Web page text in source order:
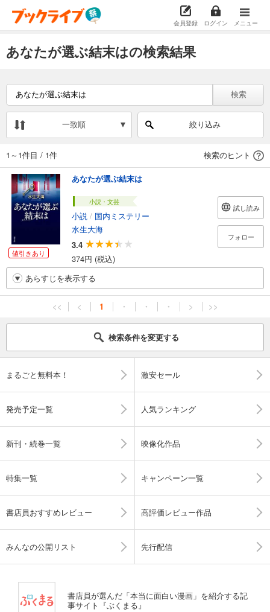
会員登録 ログイン メニュー
あなたが選ぶ結末はの検索結果
検索
一致順 絞り込み
1～1件目 / 1件 検索のヒント
値引きあり
あなたが選ぶ結末は
小説・文芸
小説 / 国内ミステリー
水生大海
3.4
374円 (税込)
試し読み
フォロー
あらすじを表示する
<< < 1 ・ ・ ・ > >>
検索条件を変更する
まるごと無料本！ 激安セール
発売予定一覧 人気ランキング
新刊・続巻一覧 映像化作品
特集一覧 キャンペーン一覧
書店員おすすめレビュー 高評価レビュー作品
みんなの公開リスト 先行配信
書店員が選んだ「本当に面白い漫画」を紹介する記
事サイト『ぶくまる』